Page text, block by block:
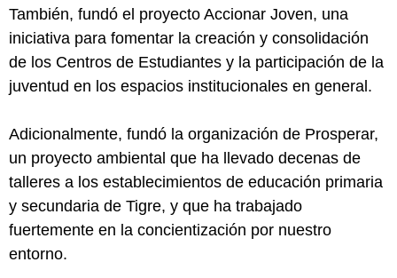
También, fundó el proyecto Accionar Joven, una
iniciativa para fomentar la creación y consolidación
de los Centros de Estudiantes y la participación de la
juventud en los espacios institucionales en general.
Adicionalmente, fundó la organización de Prosperar,
un proyecto ambiental que ha llevado decenas de
talleres a los establecimientos de educación primaria
y secundaria de Tigre, y que ha trabajado
fuertemente en la concientización por nuestro
entorno.